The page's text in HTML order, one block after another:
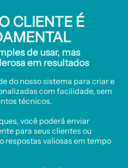
CLIENTE É
de usar, mas
em resultados
do nosso sistema para criar e
com facilidade, sem
técnicos.
você poderá enviar
para seus clientes ou
respostas valiosas em tempo